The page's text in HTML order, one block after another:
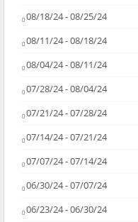
08/18/24 - 08/25/24
08/11/24 - 08/18/24
08/04/24 - 08/11/24
07/28/24 - 08/04/24
07/21/24 - 07/28/24
07/14/24 - 07/21/24
07/07/24 - 07/14/24
06/30/24 - 07/07/24
06/23/24 - 06/30/24